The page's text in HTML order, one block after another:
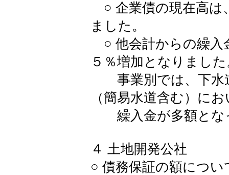
○ 企業債の現在高は
ました。
○ 他会計からの繰入
５％増加となりまし
事業別では、下水
（簡易水道含む）に
繰入金が多額とな
４ 土地開発公社
○ 債務保証の額につ